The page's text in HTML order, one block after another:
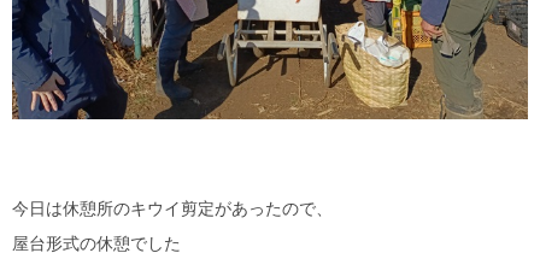
今日は休憩所のキウイ剪定があったので、
屋台形式の休憩でした